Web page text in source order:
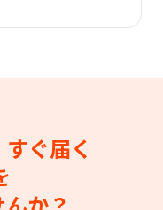
ぐ届く